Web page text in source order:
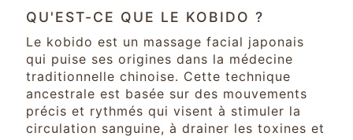
QU'EST-CE QUE LE KOBIDO ?
Le kobido est un massage facial japonais
qui puise ses origines dans la médecine
traditionnelle chinoise. Cette technique
ancestrale est basée sur des mouvements
précis et rythmés qui visent à stimuler la
circulation sanguine, à drainer les toxines et